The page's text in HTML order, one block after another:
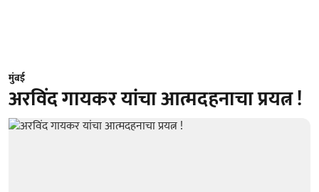
मुंबई
अरविंद गायकर यांचा आत्मदहनाचा प्रयत्न !